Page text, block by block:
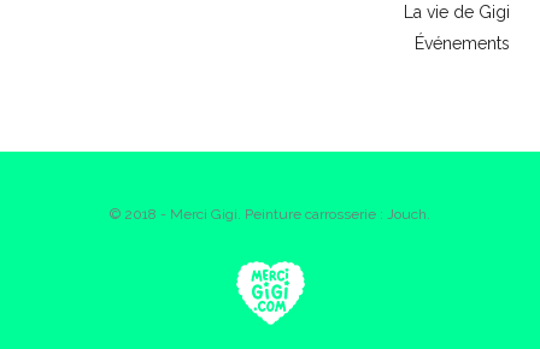
La vie de Gigi
Événements
© 2018 - Merci Gigi. Peinture carrosserie : Jouch.